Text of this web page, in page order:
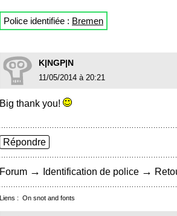
Police identifiée : Bremen
K|NGP|N
11/05/2014 à 20:21
Big thank you!
Répondre
Forum → Identification de police →
Liens : On snot and fonts